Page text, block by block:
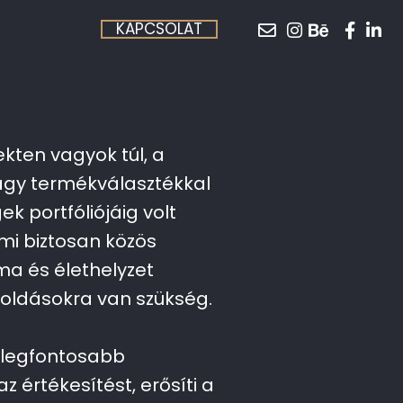
KAPCSOLAT
vagyok túl, a
termékválasztékkal
portfóliójáig volt
biztosan közös
és élethelyzet
van szükség.
értékesítést, erősíti a